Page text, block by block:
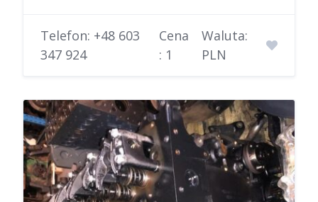
Telefon: +48 603
347 924
Cena
: 1
Waluta:
PLN